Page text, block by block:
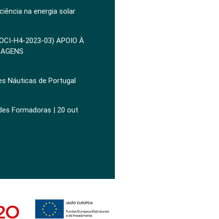
na energia solar
H4-2023-03) APOIO À
Náuticas de Portugal
Formadoras | 20 out